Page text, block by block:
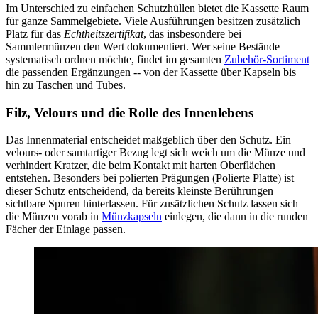
Im Unterschied zu einfachen Schutzhüllen bietet die Kassette Raum
für ganze Sammelgebiete. Viele Ausführungen besitzen zusätzlich
Platz für das Echtheitszertifikat, das insbesondere bei
Sammlermünzen den Wert dokumentiert. Wer seine Bestände
systematisch ordnen möchte, findet im gesamten Zubehör-Sortiment
die passenden Ergänzungen -- von der Kassette über Kapseln bis
hin zu Taschen und Tubes.
Filz, Velours und die Rolle des Innenlebens
Das Innenmaterial entscheidet maßgeblich über den Schutz. Ein
velours- oder samtartiger Bezug legt sich weich um die Münze und
verhindert Kratzer, die beim Kontakt mit harten Oberflächen
entstehen. Besonders bei polierten Prägungen (Polierte Platte) ist
dieser Schutz entscheidend, da bereits kleinste Berührungen
sichtbare Spuren hinterlassen. Für zusätzlichen Schutz lassen sich
die Münzen vorab in Münzkapseln einlegen, die dann in die runden
Fächer der Einlage passen.